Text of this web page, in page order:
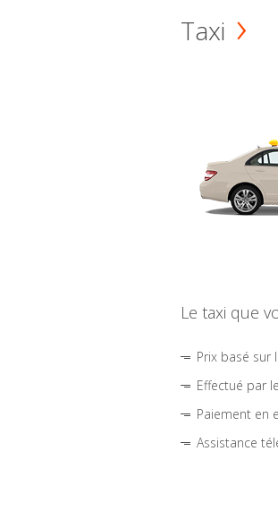
Taxi
Le taxi que
Prix basé sur
Effectué par
Paiement en
Assistance